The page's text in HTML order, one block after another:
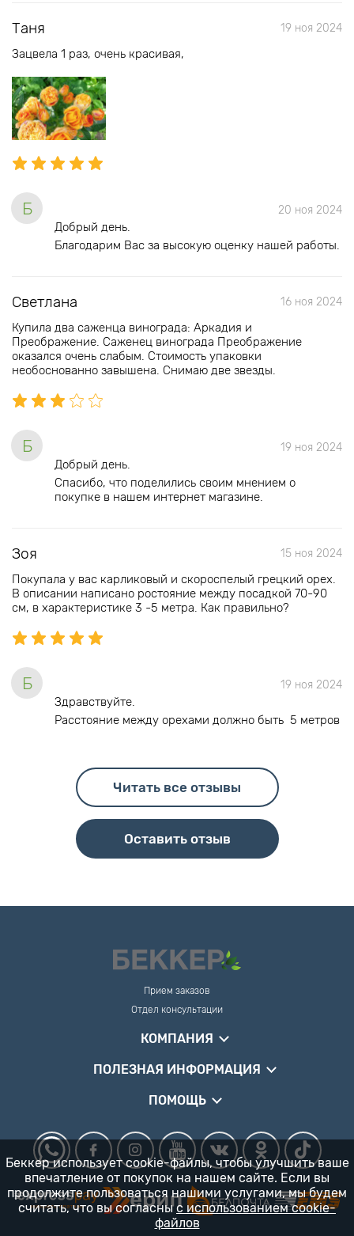
Таня 19 ноя 2024
Зацвела 1 раз, очень красивая,
Б 20 ноя 2024
Добрый день.
Благодарим Вас за высокую оценку нашей работы.
Светлана 16 ноя 2024
Купила два саженца винограда: Аркадия и
Преображение. Саженец винограда Преображение
оказался очень слабым. Стоимость упаковки
необоснованно завышена. Снимаю две звезды.
Б 19 ноя 2024
Добрый день.
Спасибо, что поделились своим мнением о
покупке в нашем интернет магазине.
Зоя 15 ноя 2024
Покупала у вас карликовый и скороспелый грецкий орех.
В описании написано ростояние между посадкой 70-90
см, в характеристике 3 -5 метра. Как правильно?
Б 19 ноя 2024
Здравствуйте.
Расстояние между орехами должно быть 5 метров
Читать все отзывы
Оставить отзыв
Прием заказов
Отдел консультации
КОМПАНИЯ
ПОЛЕЗНАЯ ИНФОРМАЦИЯ
ПОМОЩЬ
Беккер использует cookie-файлы, чтобы улучшить ваше
впечатление от покупок на нашем сайте. Если вы
продолжите пользоваться нашими услугами, мы будем
считать, что вы согласны с использованием cookie-
файлов